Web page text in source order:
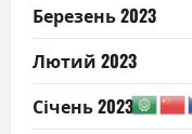
Березень 2023
Лютий 2023
Січень 2023